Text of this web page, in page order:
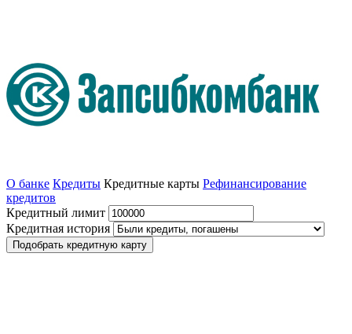
О банке Кредиты Кредитные карты Рефинансирование
кредитов
Кредитный лимит
Кредитная история
Подобрать кредитную карту